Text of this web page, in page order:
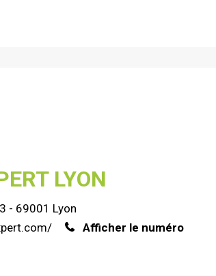
LYON
- 69001 Lyon
Afficher le numéro